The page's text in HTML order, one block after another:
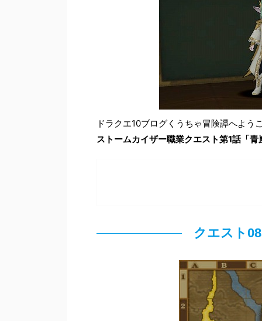
ドラクエ10ブログくうちゃ冒険譚へよう
ストームカイザー職業クエスト第1話「
クエスト